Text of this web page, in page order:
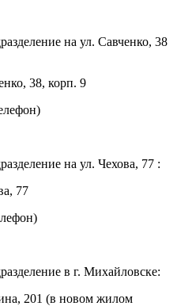
на ул. Савченко, 38
38, корп. 9
на ул. Чехова, 77 :
77
в г. Михайловске:
201 (в новом жилом